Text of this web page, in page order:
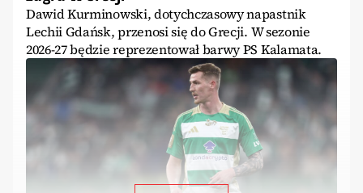
Dawid Kurminowski, dotychczasowy napastnik
Lechii Gdańsk, przenosi się do Grecji. W sezonie
2026-27 będzie reprezentował barwy PS Kalamata.